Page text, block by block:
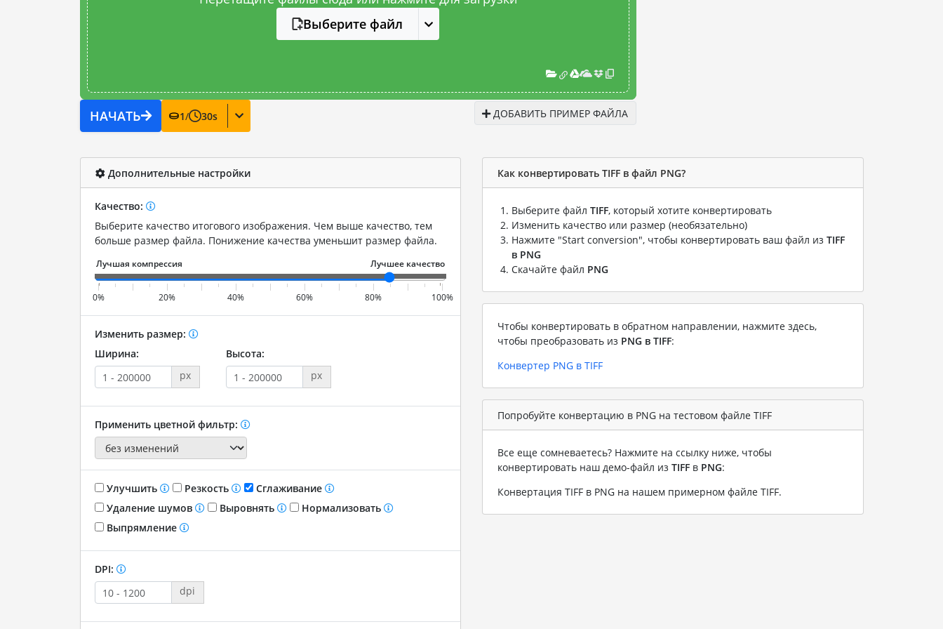
Выберите файл
НАЧАТЬ 1/ 30s ДОБАВИТЬ ПРИМЕР ФАЙЛА
Дополнительные настройки
Качество:
Выберите качество итогового изображения. Чем выше качество, тем
больше размер файла. Понижение качества уменьшит размер файла.
0% 20% 40% 60% 80% 100%
Изменить размер:
Ширина:
px
Высота:
px
Применить цветной фильтр:
Улучшить Резкость
Сглаживание
Удаление шумов
Выровнять
Нормализовать
Выпрямление
DPI:
dpi
Как конвертировать TIFF в файл PNG?
Выберите файл TIFF, который хотите конвертировать
Изменить качество или размер (необязательно)
Нажмите "Start conversion", чтобы конвертировать ваш файл из TIFF
в PNG
Скачайте файл PNG
Чтобы конвертировать в обратном направлении, нажмите здесь,
чтобы преобразовать из PNG в TIFF:
Конвертер PNG в TIFF
Попробуйте конвертацию в PNG на тестовом файле TIFF
Все еще сомневаетесь? Нажмите на ссылку ниже, чтобы
конвертировать наш демо-файл из TIFF в PNG:
Конвертация TIFF в PNG на нашем примерном файле TIFF.